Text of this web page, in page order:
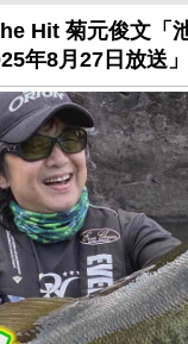
Hit 菊元俊文「
年8月27日放送」